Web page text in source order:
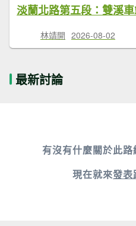
林靖開 2026-08-02
最新討論
有沒有什麼關於此
現在就來發表